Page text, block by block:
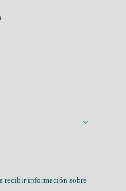

recibir información sobre